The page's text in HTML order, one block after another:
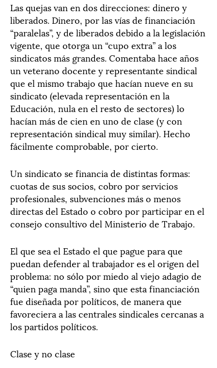
Las quejas van en dos direcciones: dinero y
liberados. Dinero, por las vías de financiación
“paralelas”, y de liberados debido a la legislación
vigente, que otorga un “cupo extra” a los
sindicatos más grandes. Comentaba hace años
un veterano docente y representante sindical
que el mismo trabajo que hacían nueve en su
sindicato (elevada representación en la
Educación, nula en el resto de sectores) lo
hacían más de cien en uno de clase (y con
representación sindical muy similar). Hecho
fácilmente comprobable, por cierto.
Un sindicato se financia de distintas formas:
cuotas de sus socios, cobro por servicios
profesionales, subvenciones más o menos
directas del Estado o cobro por participar en el
consejo consultivo del Ministerio de Trabajo.
El que sea el Estado el que pague para que
puedan defender al trabajador es el origen del
problema: no sólo por miedo al viejo adagio de
“quien paga manda”, sino que esta financiación
fue diseñada por políticos, de manera que
favoreciera a las centrales sindicales cercanas a
los partidos políticos.
Clase y no clase